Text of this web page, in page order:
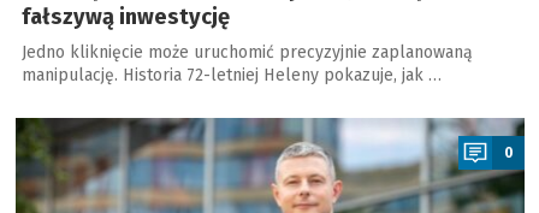
fałszywą inwestycję
Jedno kliknięcie może uruchomić precyzyjnie zaplanowaną
manipulację. Historia 72-letniej Heleny pokazuje, jak …
a
0